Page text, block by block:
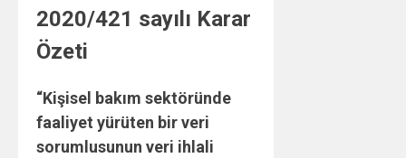
2020/421 sayılı Karar
Özeti
“Kişisel bakım sektöründe
faaliyet yürüten bir veri
sorumlusunun veri ihlali